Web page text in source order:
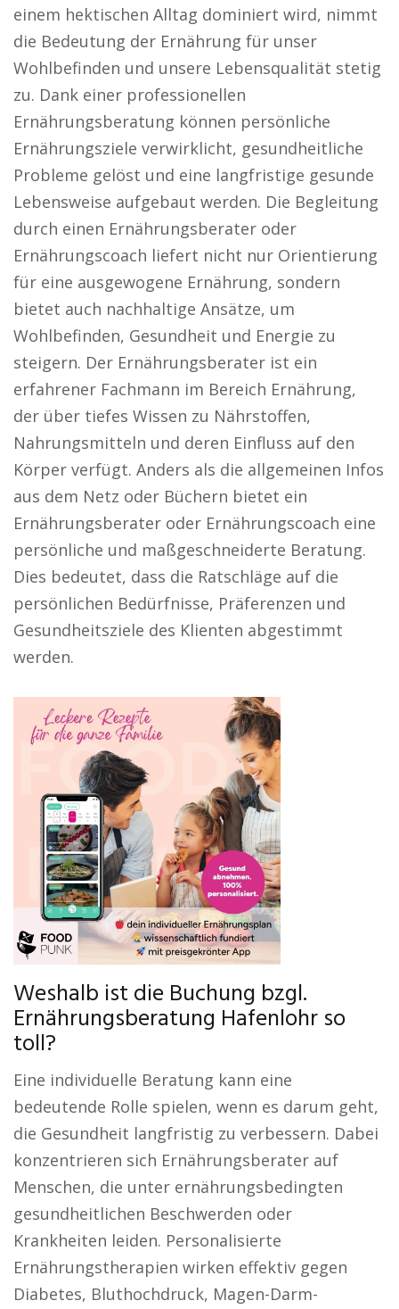
einem hektischen Alltag dominiert wird, nimmt
die Bedeutung der Ernährung für unser
Wohlbefinden und unsere Lebensqualität stetig
zu. Dank einer professionellen
Ernährungsberatung können persönliche
Ernährungsziele verwirklicht, gesundheitliche
Probleme gelöst und eine langfristige gesunde
Lebensweise aufgebaut werden. Die Begleitung
durch einen Ernährungsberater oder
Ernährungscoach liefert nicht nur Orientierung
für eine ausgewogene Ernährung, sondern
bietet auch nachhaltige Ansätze, um
Wohlbefinden, Gesundheit und Energie zu
steigern. Der Ernährungsberater ist ein
erfahrener Fachmann im Bereich Ernährung,
der über tiefes Wissen zu Nährstoffen,
Nahrungsmitteln und deren Einfluss auf den
Körper verfügt. Anders als die allgemeinen Infos
aus dem Netz oder Büchern bietet ein
Ernährungsberater oder Ernährungscoach eine
persönliche und maßgeschneiderte Beratung.
Dies bedeutet, dass die Ratschläge auf die
persönlichen Bedürfnisse, Präferenzen und
Gesundheitsziele des Klienten abgestimmt
werden.
Weshalb ist die Buchung bzgl.
Ernährungsberatung Hafenlohr so
toll?
Eine individuelle Beratung kann eine
bedeutende Rolle spielen, wenn es darum geht,
die Gesundheit langfristig zu verbessern. Dabei
konzentrieren sich Ernährungsberater auf
Menschen, die unter ernährungsbedingten
gesundheitlichen Beschwerden oder
Krankheiten leiden. Personalisierte
Ernährungstherapien wirken effektiv gegen
Diabetes, Bluthochdruck, Magen-Darm-